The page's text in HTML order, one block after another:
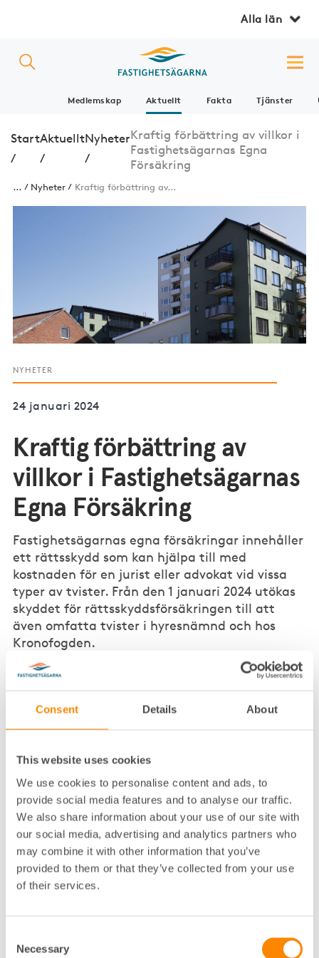
Consent Details About
This website uses cookies
We use cookies to personalise content and ads, to
provide social media features and to analyse our traffic.
We also share information about your use of our site with
our social media, advertising and analytics partners who
may combine it with other information that you’ve
provided to them or that they’ve collected from your use
of their services.
Selection
Necessary
Alla län
Medlemskap Aktuellt Fakta Tjänster
Start
/
Aktuellt
/
Nyheter
/
Kraftig förbättring av villkor i
Fastighetsägarnas Egna
Försäkring
... Nyheter Kraftig förbättring av...
NYHETER
24 januari 2024
Kraftig förbättring av
villkor i Fastighetsägarnas
Egna Försäkring
Fastighetsägarnas egna försäkringar innehåller
ett rättsskydd som kan hjälpa till med
kostnaden för en jurist eller advokat vid vissa
typer av tvister. Från den 1 januari 2024 utökas
skyddet för rättsskyddsförsäkringen till att
även omfatta tvister i hyresnämnd och hos
Kronofogden.
Det innebär att man som fastighetsägare kan få
vid exempelvis en tvist om uppsägning av
lagakraftvunnen dom, ett avhysningsförfarande hos
Kronofogden. Rättsskyddet omfattar nu även
ombudskostnader för de årliga kollektiva
hyresförhandlingarna med Hyresgästföreningen om
parterna begär att hyresnämnden utser en särskild
skiljeman. Försäkringen omfattar dock inte
skiljemannens arvode.
– Detta är mycket positivt och kan göra stor skillnad
för den fastighetsägare som behöver driva en
Rättsskyddet innebär att försäkringen, efter självrisk,